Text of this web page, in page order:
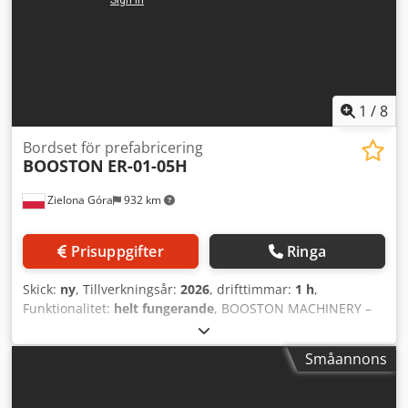
1 /8
Zielona Góra 932 km
Bordset för prefabricering
BOOSTON ER-01-05H
Prisuppgifter Ringa
Skick: ny, Tillverkningsår: 2026, drifttimmar: 1 h,
Funktionalitet: helt fungerande, BOOSTON MACHINERY –
Tillverkare av maskiner och utrustning för prefabricering
av ramhus. Vi presenterar ett set monteringsbord
bestående av modellen ER-01H + ER-05H – En Småannons